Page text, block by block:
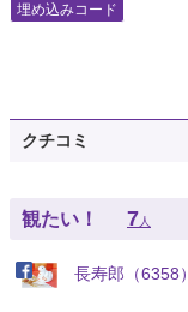
埋め込みコード
クチコミ
観たい！ 7人
長寿郎（6358）